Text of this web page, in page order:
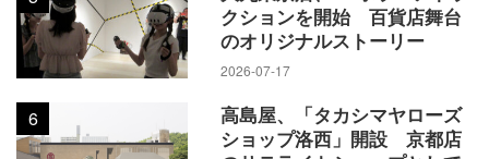
クションを開始 百貨店舞台
のオリジナルストーリー
2026-07-17
6
高島屋、「タカシマヤローズ
ショップ洛西」開設 京都店